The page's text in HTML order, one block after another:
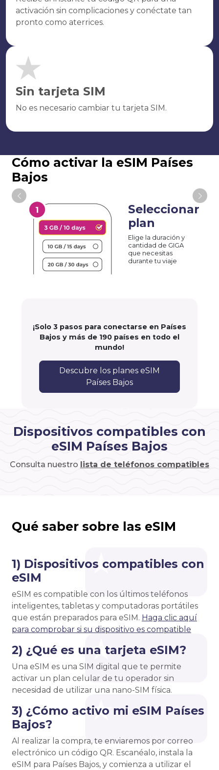
activación sin complicaciones y conéctate tan
pronto como aterrices.
Sin tarjeta SIM
No es necesario cambiar tu tarjeta SIM.
Cómo activar la eSIM Países
Bajos
Seleccionar
plan
Elige la duración y
cantidad de GIGA
que necesitas
durante tu viaje
¡Solo 3 pasos para conectarse en Países
Bajos y más de 190 países en todo el
mundo!
Descubre los planes eSIM
Países Bajos
Dispositivos compatibles con
eSIM Países Bajos
Consulta nuestro lista de teléfonos compatibles
Qué saber sobre las eSIM
1) Dispositivos compatibles con
eSIM
eSIM es compatible con los últimos teléfonos
inteligentes, tabletas y computadoras portátiles
que están preparados para eSIM. Haga clic aquí
para comprobar si su dispositivo es compatible
2) ¿Qué es una tarjeta eSIM?
Una eSIM es una SIM digital que te permite
activar un plan celular de tu operador sin
necesidad de utilizar una nano-SIM física.
3) ¿Cómo activo mi eSIM Países
Bajos?
Al realizar la compra, te enviaremos por correo
electrónico un código QR. Escanéalo, instala la
eSIM para Países Bajos, y comienza a utilizar el